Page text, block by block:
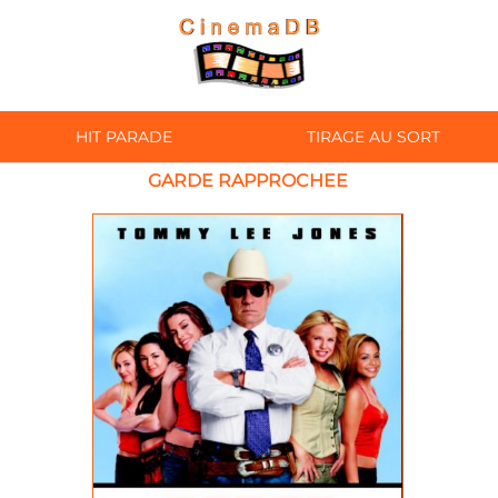
HIT PARADE TIRAGE AU SORT
GARDE RAPPROCHEE